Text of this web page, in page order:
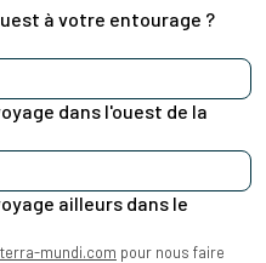
à votre entourage ?
dans l'ouest de la
ailleurs dans le
mundi.com pour nous faire